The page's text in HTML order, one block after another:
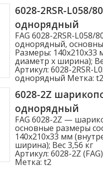
6028-2RSR-
однорядный
FAG 6028-2RSR-
однорядный,
Размеры:
диаметр x ширина);
Артикул: 6028-2RSR-
однорядный Метка: t2
6028-2Z
однорядный
FAG 6028-2Z —
основные размеры
140x210x33 мм
ширина); Вес 3,56 кг
Артикул: 6028-2Z (FAG)
Метка: t2